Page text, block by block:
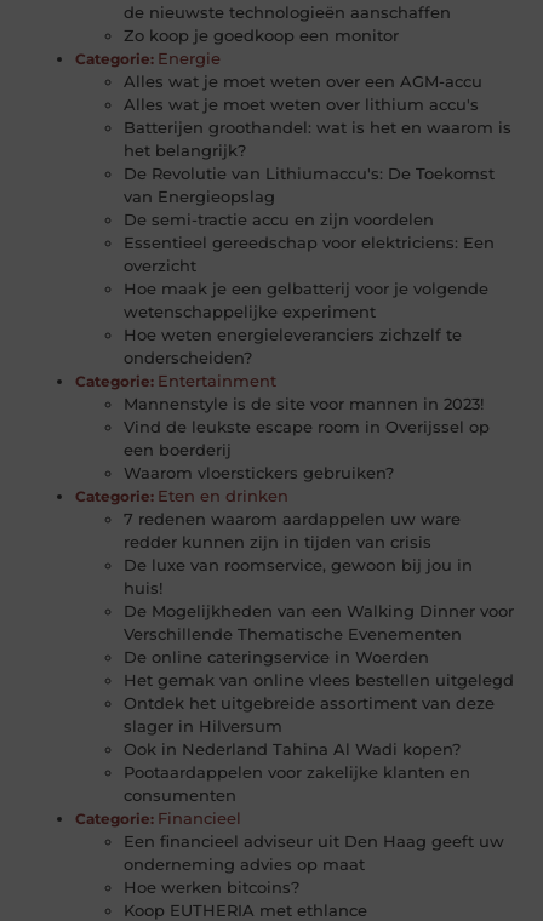
de nieuwste technologieën aanschaffen
Zo koop je goedkoop een monitor
Categorie: Energie
Alles wat je moet weten over een AGM-accu
Alles wat je moet weten over lithium accu's
Batterijen groothandel: wat is het en waarom is
het belangrijk?
De Revolutie van Lithiumaccu's: De Toekomst
van Energieopslag
De semi-tractie accu en zijn voordelen
Essentieel gereedschap voor elektriciens: Een
overzicht
Hoe maak je een gelbatterij voor je volgende
wetenschappelijke experiment
Hoe weten energieleveranciers zichzelf te
onderscheiden?
Categorie: Entertainment
Mannenstyle is de site voor mannen in 2023!
Vind de leukste escape room in Overijssel op
een boerderij
Waarom vloerstickers gebruiken?
Categorie: Eten en drinken
7 redenen waarom aardappelen uw ware
redder kunnen zijn in tijden van crisis
De luxe van roomservice, gewoon bij jou in
huis!
De Mogelijkheden van een Walking Dinner voor
Verschillende Thematische Evenementen
De online cateringservice in Woerden
Het gemak van online vlees bestellen uitgelegd
Ontdek het uitgebreide assortiment van deze
slager in Hilversum
Ook in Nederland Tahina Al Wadi kopen?
Pootaardappelen voor zakelijke klanten en
consumenten
Categorie: Financieel
Een financieel adviseur uit Den Haag geeft uw
onderneming advies op maat
Hoe werken bitcoins?
Koop EUTHERIA met ethlance